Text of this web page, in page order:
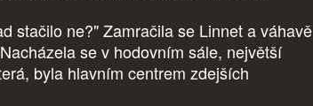
stačilo ne?" Zamračila se Linnet a váhavě
se v hodovním sále, největší
byla hlavním centrem zdejších